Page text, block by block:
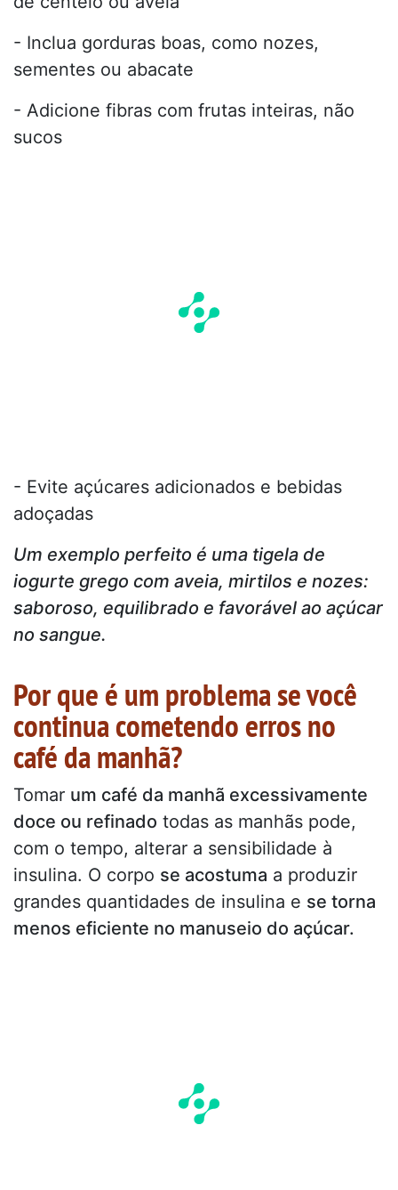
- Inclua gorduras boas, como nozes,
sementes ou abacate
- Adicione fibras com frutas inteiras, não
sucos
- Evite açúcares adicionados e bebidas
adoçadas
Um exemplo perfeito é uma tigela de
iogurte grego com aveia, mirtilos e nozes:
saboroso, equilibrado e favorável ao açúcar
no sangue.
Por que é um problema se você
continua cometendo erros no
café da manhã?
Tomar um café da manhã excessivamente
doce ou refinado todas as manhãs pode,
com o tempo, alterar a sensibilidade à
insulina. O corpo se acostuma a produzir
grandes quantidades de insulina e se torna
menos eficiente no manuseio do açúcar.